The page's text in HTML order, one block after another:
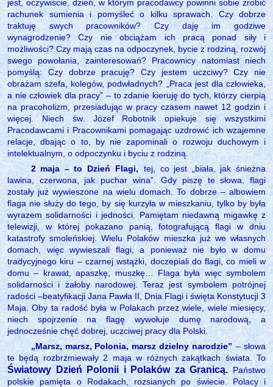
jest, oczywiście, dzień, w którym pracodawcy powinni sobie zrobić
rachunek sumienia i pomyśleć o kilku sprawach. Czy dobrze
traktuję swych pracowników? Czy daję im godziwe
wynagrodzenie? Czy nie obciążam ich pracą ponad siły i
możliwości? Czy mają czas na odpoczynek, bycie z rodziną, rozwój
swego powołania, zainteresowań? Pracownicy natomiast niech
pomyślą: Czy dobrze pracuję? Czy jestem uczciwy? Czy nie
obrażam szefa, kolegów, podwładnych? „Praca jest dla człowieka,
a nie człowiek dla pracy” – to zdanie kieruję do tych, którzy cierpią
na pracoholizm, przesiadując w pracy czasem nawet 12 godzin i
więcej. Niech św. Józef Robotnik opiekuje się wszystkimi
Pracodawcami i Pracownikami pomagając uzdrowić ich wzajemne
relacje, dbając o to, by nie zapominali o rozwoju duchowym i
intelektualnym, o odpoczynku i byciu z rodziną.
2 maja – to Dzień Flagi,
tej, co jest „biała, jak śnieżna
lawina, czerwona, jak puchar wina”. Gdy piszę te słowa, flagi
zostały już wywieszone na wielu domach. To dobrze – albowiem
flaga nie służy do tego, by się kurzyła w mieszkaniu, tylko by była
wyrazem solidarności i jedności. Pamiętam niedawną migawkę z
telewizji, w której pokazano panią, fotografującą flagi w dniu
katastrofy smoleńskiej. Wielu Polaków mieszka już we własnych
domach, więc wywieszali flagi, a ponieważ nie było w domu
tradycyjnego kiru – czarnej wstążki, doczepiali do flagi, co mieli w
domu – krawat, apaszkę, muszkę… Flaga była więc symbolem
solidarności i żałoby narodowej. Teraz jest symbolem potrójnej
radości –beatyfikacji Jana Pawła II, Dnia Flagi i święta Konstytucji 3
Maja. Oby ta radość była w Polakach przez wiele, wiele miesięcy,
niech spojrzenie na flagę wywołuje dumę narodową, a
jednocześnie chęć dobrej, uczciwej pracy dla Polski.
„Marsz, marsz, Polonia, marsz dzielny narodzie” – słowa
te będą rozbrzmiewały 2 maja w różnych zakątkach świata. To
Światowy Dzień Polonii i Polaków za Granicą. Państwo
polskie pamięta o Rodakach, rozsianych po świecie. Polacy i